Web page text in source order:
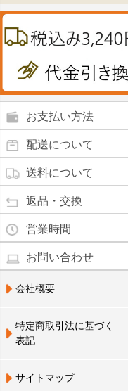
絆創膏
殺菌消毒液
鼻炎薬
強心剤
目薬
水虫薬
痔の薬
口中薬
尿トラブル
鎮 静 薬
肝油
鉄
ノコギリヤシ
グルコサミン
田七人参
イチョウ葉
カルシウム
クロレラ
コラーゲン
ビフィズス
ビタミンC
アミノ酸
うどん・そば
喜多方ラーメン
カレー・シチュー
お支払い方法
クレジット
SSL 認証で
ご利用いただ
代金引換
宅配員に現
3,240円(税
のご住所と
営業員支払い
配送について
商品は日本郵便にて発
通常2～4営業日以内
品、土日祝日、年末年
～5営業日以上かかる
(営業日カレンダー参照)
※現在、救急箱・乳製
員によるお届けとさせ
送料について
通常商品
営業員お届け
返品・交換
・お届け商品の交換・
週間以内にメールま
・お客様のご都合によ
担となります。また
ご負担となります。
・商品の返品による返
金とさせていただきま
※次の商品のお取り替
営業時間
・営業時間は、9：00
となっております。
・お電話でのご連絡は
お問い合わせ
電話
会社概要
特定商取引法に基づく
表記
サイトマップ